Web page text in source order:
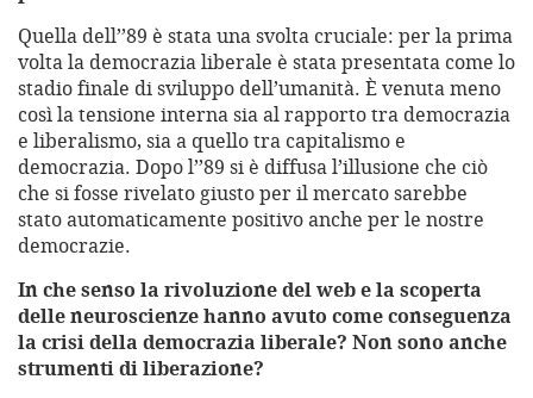
Quella dell’’89 è stata una svolta cruciale: per la prima
volta la democrazia liberale è stata presentata come lo
stadio finale di sviluppo dell’umanità. È venuta meno
così la tensione interna sia al rapporto tra democrazia
e liberalismo, sia a quello tra capitalismo e
democrazia. Dopo l’’89 si è diffusa l’illusione che ciò
che si fosse rivelato giusto per il mercato sarebbe
stato automaticamente positivo anche per le nostre
democrazie.
In che senso la rivoluzione del web e la scoperta
delle neuroscienze hanno avuto come conseguenza
la crisi della democrazia liberale? Non sono anche
strumenti di liberazione?